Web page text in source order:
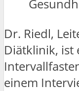
Dr. Riedl,
Diätklinik, ist
einem